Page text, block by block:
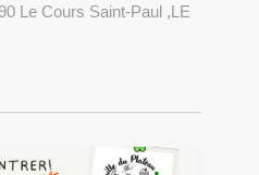
Le Cours Saint-Paul ,LE